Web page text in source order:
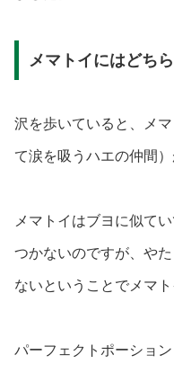
メマトイにはどち
沢を歩いていると、メ
て涙を吸うハエの仲間）
メマトイはブヨに似て
つかないのですが、や
ないということでメマト
パーフェクトポーショ